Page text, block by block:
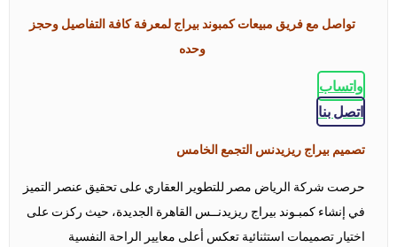
تواصل مع فريق مبيعات كمبوند بيراج لمعرفة كافة التفاصيل وحجز
وحده
واتساب
اتصل بنا
تصميم بيراج ريزيدنس التجمع الخامس
حرصت شركة الرياض مصر للتطوير العقاري على تحقيق عنصر التميز
في إنشاء كمبـوند بيراج ريزيدنــس القاهرة الجديدة، حيث ركزت على
اختيار تصميمات استثنائية تعكس أعلى معايير الراحة النفسية